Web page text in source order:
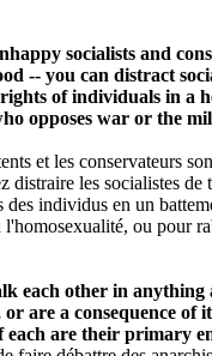
socialists and
-- you can distract
of individuals in a
opposes war or the
et les conservateurs
les socialistes
individus en un
ou pour
other in anything
are a consequence
are their primary